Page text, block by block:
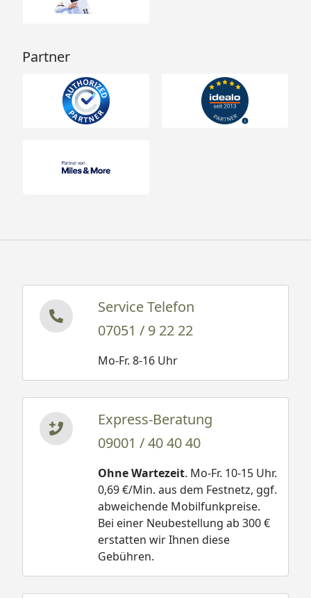
Partner
Service Telefon
07051 / 9 22 22
Mo-Fr. 8-16 Uhr
Express-Beratung
09001 / 40 40 40
Ohne Wartezeit. Mo-Fr. 10-15 Uhr.
0,69 €/Min. aus dem Festnetz, ggf.
abweichende Mobilfunkpreise.
Bei einer Neubestellung ab 300 €
erstatten wir Ihnen diese
Gebühren.